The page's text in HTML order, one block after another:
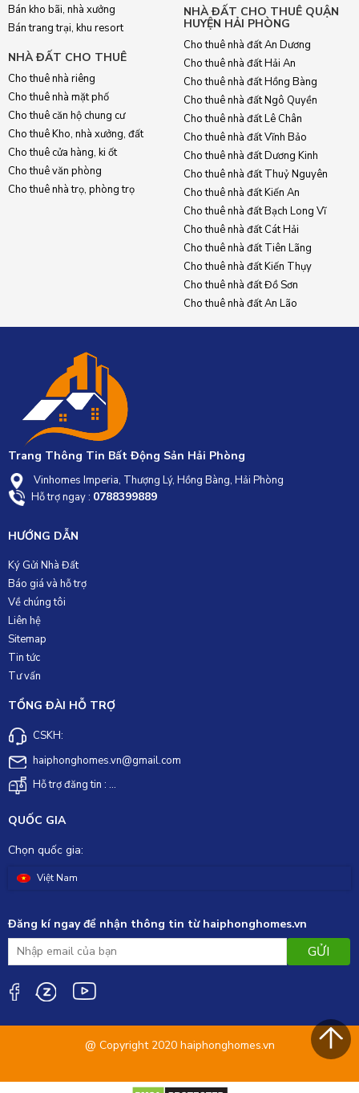
Bán kho bãi, nhà xưởng
Bán trang trại, khu resort
NHÀ ĐẤT CHO THUÊ
Cho thuê nhà riêng
Cho thuê nhà mặt phố
Cho thuê căn hộ chung cư
Cho thuê Kho, nhà xưởng, đất
Cho thuê cửa hàng, ki ốt
Cho thuê văn phòng
Cho thuê nhà trọ, phòng trọ
NHÀ ĐẤT CHO THUÊ QUẬN
HUYỆN HẢI PHÒNG
Cho thuê nhà đất An Dương
Cho thuê nhà đất Hải An
Cho thuê nhà đất Hồng Bàng
Cho thuê nhà đất Ngô Quyền
Cho thuê nhà đất Lê Chân
Cho thuê nhà đất Vĩnh Bảo
Cho thuê nhà đất Dương Kinh
Cho thuê nhà đất Thuỷ Nguyên
Cho thuê nhà đất Kiến An
Cho thuê nhà đất Bạch Long Vĩ
Cho thuê nhà đất Cát Hải
Cho thuê nhà đất Tiên Lãng
Cho thuê nhà đất Kiến Thụy
Cho thuê nhà đất Đồ Sơn
Cho thuê nhà đất An Lão
Trang Thông Tin Bất Động Sản Hải Phòng
Vinhomes Imperia, Thượng Lý, Hồng Bàng, Hải Phòng
Hỗ trợ ngay : 0788399889
HƯỚNG DẪN
Ký Gửi Nhà Đất
Báo giá và hỗ trợ
Về chúng tôi
Liên hệ
Sitemap
Tin tức
Tư vấn
TỔNG ĐÀI HỖ TRỢ
CSKH:
haiphonghomes.vn@gmail.com
Hỗ trợ đăng tin : ...
QUỐC GIA
Chọn quốc gia:
Việt Nam
Đăng kí ngay để nhận thông tin từ haiphonghomes.vn
GỬI
@ Copyright 2020 haiphonghomes.vn